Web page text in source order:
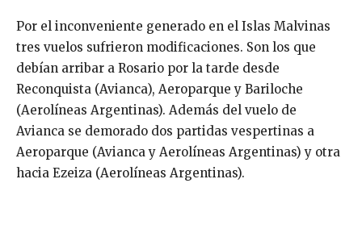
Por el inconveniente generado en el Islas Malvinas
tres vuelos sufrieron modificaciones. Son los que
debían arribar a Rosario por la tarde desde
Reconquista (Avianca), Aeroparque y Bariloche
(Aerolíneas Argentinas). Además del vuelo de
Avianca se demorado dos partidas vespertinas a
Aeroparque (Avianca y Aerolíneas Argentinas) y otra
hacia Ezeiza (Aerolíneas Argentinas).